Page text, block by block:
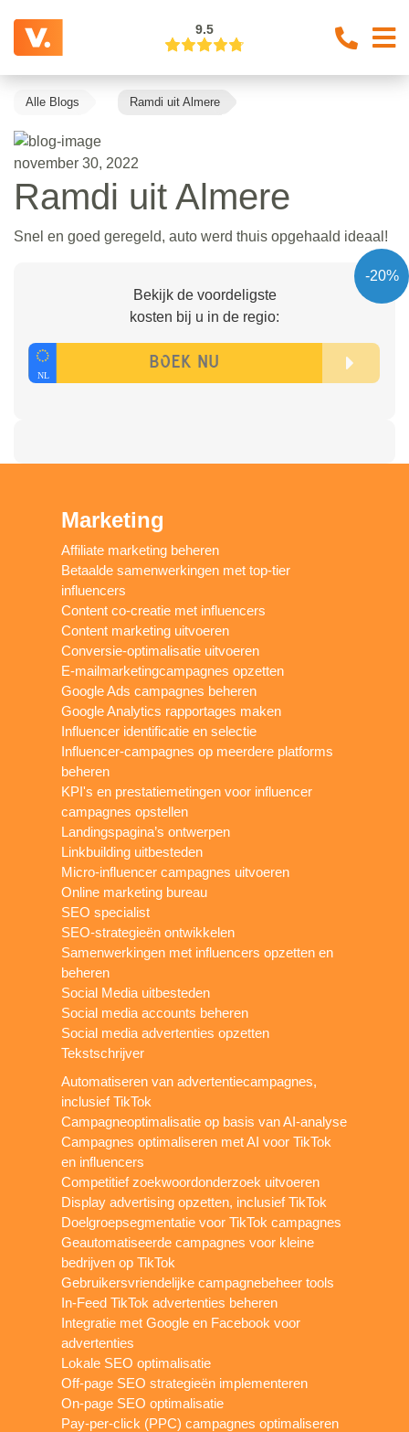
9.5
Alle Blogs Ramdi uit Almere
november 30, 2022
Ramdi uit Almere
Snel en goed geregeld, auto werd thuis opgehaald ideaal!
-20%
Bekijk de voordeligste
kosten bij u in de regio:
Marketing
Affiliate marketing beheren
Betaalde samenwerkingen met top-tier
influencers
Content co-creatie met influencers
Content marketing uitvoeren
Conversie-optimalisatie uitvoeren
E-mailmarketingcampagnes opzetten
Google Ads campagnes beheren
Google Analytics rapportages maken
Influencer identificatie en selectie
Influencer-campagnes op meerdere platforms
beheren
KPI's en prestatiemetingen voor influencer
campagnes opstellen
Landingspagina’s ontwerpen
Linkbuilding uitbesteden
Micro-influencer campagnes uitvoeren
Online marketing bureau
SEO specialist
SEO-strategieën ontwikkelen
Samenwerkingen met influencers opzetten en
beheren
Social Media uitbesteden
Social media accounts beheren
Social media advertenties opzetten
Tekstschrijver
Automatiseren van advertentiecampagnes,
inclusief TikTok
Campagneoptimalisatie op basis van AI-analyse
Campagnes optimaliseren met AI voor TikTok
en influencers
Competitief zoekwoordonderzoek uitvoeren
Display advertising opzetten, inclusief TikTok
Doelgroepsegmentatie voor TikTok campagnes
Geautomatiseerde campagnes voor kleine
bedrijven op TikTok
Gebruikersvriendelijke campagnebeheer tools
In-Feed TikTok advertenties beheren
Integratie met Google en Facebook voor
advertenties
Lokale SEO optimalisatie
Off-page SEO strategieën implementeren
On-page SEO optimalisatie
Pay-per-click (PPC) campagnes optimaliseren